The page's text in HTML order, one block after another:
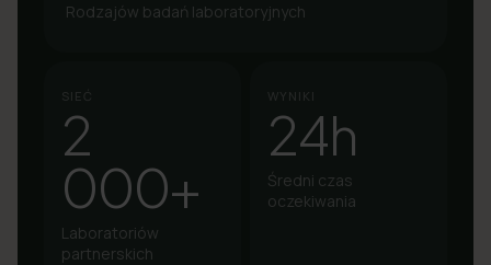
Rodzajów badań laboratoryjnych
SIEĆ
2
000+
Laboratoriów
partnerskich
WYNIKI
24h
Średni czas
oczekiwania